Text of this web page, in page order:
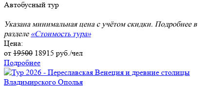
Автобусный тур
Указана минимальная цена с учётом скидки. Подробнее в
разделе «Стоимость тура»
Цена:
от 19500 18915 руб./чел
Подробнее